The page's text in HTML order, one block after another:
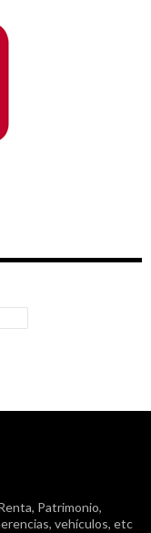
Patrimonio,
vehículos, etc